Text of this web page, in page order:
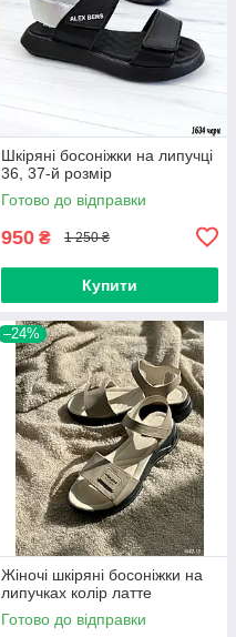
Шкіряні босоніжки на липучці
36, 37-й розмір
Готово до відправки
950 ₴ 1 250 ₴
Купити
–24%
Жіночі шкіряні босоніжки на
липучках колір латте
Готово до відправки